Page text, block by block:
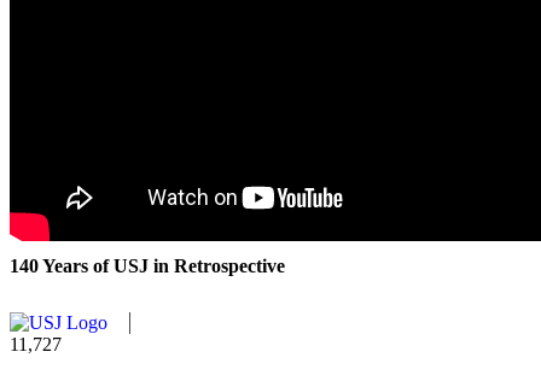
140 Years of USJ in Retrospective
11,727